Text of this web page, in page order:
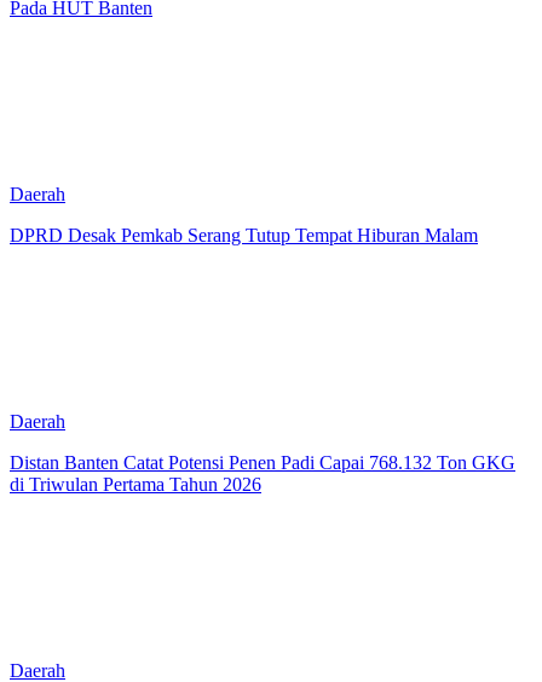
Pada HUT Banten
Daerah
DPRD Desak Pemkab Serang Tutup Tempat Hiburan Malam
Daerah
Distan Banten Catat Potensi Penen Padi Capai 768.132 Ton GKG
di Triwulan Pertama Tahun 2026
Daerah